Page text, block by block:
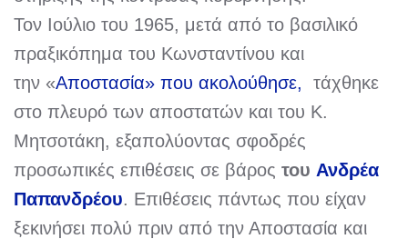
Τον Ιούλιο του 1965, μετά από το βασιλικό
πραξικόπημα του Κωνσταντίνου και
την «Αποστασία» που ακολούθησε, τάχθηκε
στο πλευρό των αποστατών και του Κ.
Μητσοτάκη, εξαπολύοντας σφοδρές
προσωπικές επιθέσεις σε βάρος του Ανδρέα
Παπανδρέου. Επιθέσεις πάντως που είχαν
ξεκινήσει πολύ πριν από την Αποστασία και